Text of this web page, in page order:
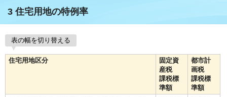
3 住宅用地の特例率
表の幅を切り替える
住宅用地区分
固定資
産税
課税標
準額
都市計
画税
課税標
準額